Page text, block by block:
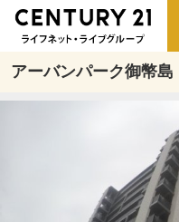
アーバンパーク御幣島